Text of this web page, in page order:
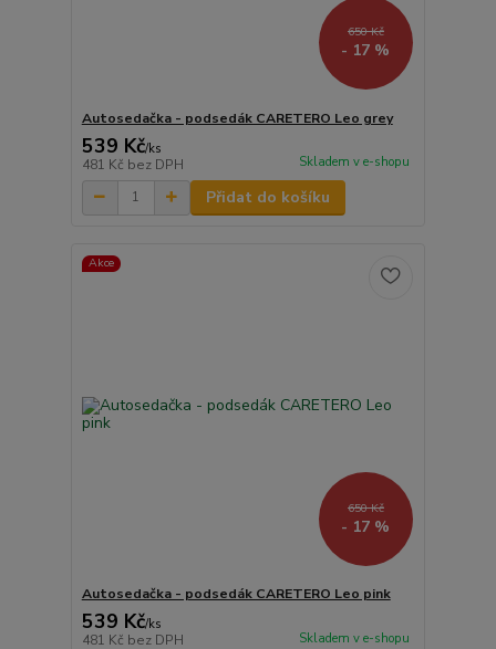
650 Kč
- 17 %
Autosedačka - podsedák CARETERO Leo grey
539 Kč/ks
481 Kč bez DPH Skladem v e-shopu
Přidat do košíku
Akce
650 Kč
- 17 %
Autosedačka - podsedák CARETERO Leo pink
539 Kč/ks
481 Kč bez DPH Skladem v e-shopu